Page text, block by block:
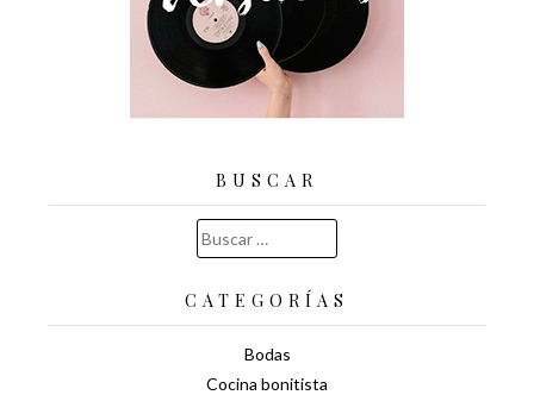
BUSCAR
Buscar:
CATEGORÍAS
Bodas
Cocina bonitista